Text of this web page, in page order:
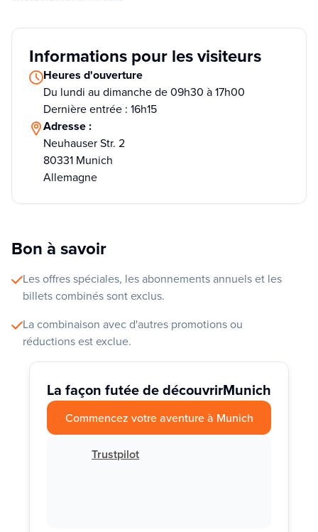
Informations pour les visiteurs
Heures d'ouverture
Du lundi au dimanche de 09h30 à 17h00
Dernière entrée : 16h15
Adresse :
Neuhauser Str. 2
80331 Munich
Allemagne
Bon à savoir
Les offres spéciales, les abonnements annuels et les
billets combinés sont exclus.
La combinaison avec d'autres promotions ou
réductions est exclue.
La façon futée de découvrirMunich
Commencez votre aventure à Munich
Trustpilot